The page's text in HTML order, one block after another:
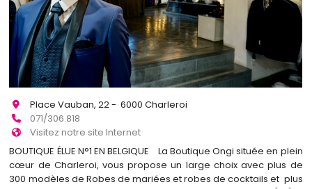
Place Vauban, 22 - 6000 Charleroi
071/306.818
Visitez notre site Internet
BOUTIQUE ÉLUE N°1 EN BELGIQUE La Boutique Ongi située en plein
cœur de Charleroi, vous propose un large choix avec plus de
300 modèles de Robes de mariées et robes de cocktails et plus